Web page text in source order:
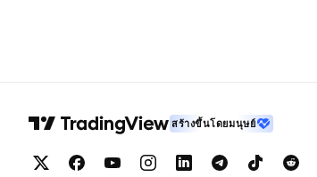
สร้างขึ้นโดยมนุษย์